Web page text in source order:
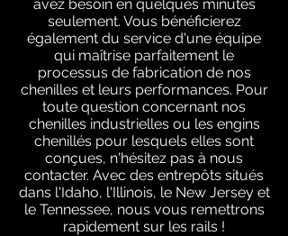
avez besoin en quelques minutes
seulement. Vous bénéficierez
également du service d'une équipe
qui maîtrise parfaitement le
processus de fabrication de nos
chenilles et leurs performances. Pour
toute question concernant nos
chenilles industrielles ou les engins
chenillés pour lesquels elles sont
conçues, n'hésitez pas à nous
contacter. Avec des entrepôts situés
dans l'Idaho, l'Illinois, le New Jersey et
le Tennessee, nous vous remettrons
rapidement sur les rails !